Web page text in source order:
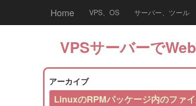
Home VPS、OS サーバー、ツール
VPSサーバーで
アーカイブ
LinuxのRPMパッケージ内のファ